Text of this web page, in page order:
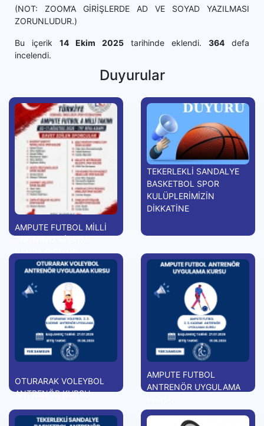
(NOT: ZOOM’A GİRİŞLERDE AD VE SOYAD YAZILMASI
ZORUNLUDUR.)
Bu içerik 14 Ekim 2025 tarihinde eklendi. 364 defa
incelendi.
Duyurular
AMPUTE FUTBOL MİLLİ
KAMPA GİRİYOR
TEKERLEKLİ SANDALYE
BASKETBOL SPOR
KULÜPLERİMİZİN
DİKKATİNE
OTURARAK VOLEYBOL
ANTRENÖR KURSU
AMPUTE FUTBOL
ANTRENÖR UYGULAMA